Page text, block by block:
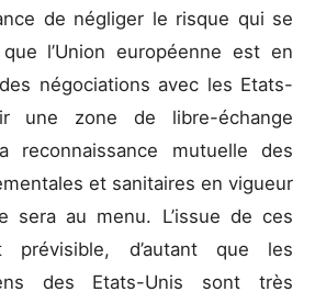
de négliger le risque qui se
l’Union européenne est en
négociations avec les Etats-
une zone de libre-échange
reconnaissance mutuelle des
et sanitaires en vigueur
sera au menu. L’issue de ces
prévisible, d’autant que les
des Etats-Unis sont très